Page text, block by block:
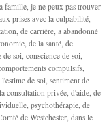
famille, je ne peux pas trouver
prises avec la culpabilité,
de carrière, a abandonné
de la santé, de
soi, conscience de soi,
compulsifs,
de soi, sentiment de
consultation privée, d'aide, de
psychothérapie, de
de Westchester, dans le